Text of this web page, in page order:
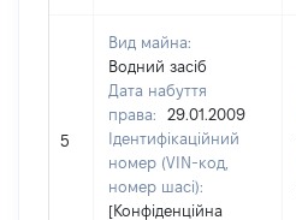
5
Вид майна:
Водний засіб
Дата набуття
права:
29.01.2009
Ідентифікаційний
номер (VIN-код,
номер шасі):
[Конфіденційна